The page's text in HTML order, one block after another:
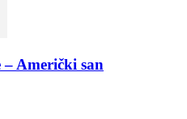
– Američki san